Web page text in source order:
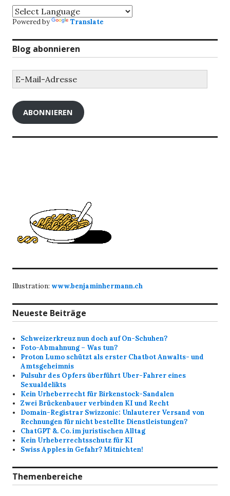
Powered by Translate
Blog abonnieren
Mail-
ABONNIEREN
Illustration: www.benjaminhermann.ch
Neueste Beiträge
Schweizerkreuz nun doch auf On-Schuhen?
Foto-Abmahnung – Was tun?
Proton Lumo schützt als erster Chatbot Anwalts- und
Amtsgeheimnis
Pulsuhr des Opfers überführt Uber-Fahrer eines
Sexualdelikts
Kein Urheberrecht für Birkenstock-Sandalen
Zwei Brückenbauer verbinden KI und Recht
Domain-Registrar Swizzonic: Unlauterer Versand von
Rechnungen für nicht bestellte Dienstleistungen?
ChatGPT &. Co. im juristischen Alltag
Kein Urheberrechtsschutz für KI
Swiss Apples in Gefahr? Mitnichten!
Themenbereiche